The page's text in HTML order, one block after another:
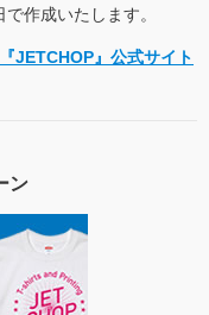
作成いたします。
JETCHOP』公式サイト
ン